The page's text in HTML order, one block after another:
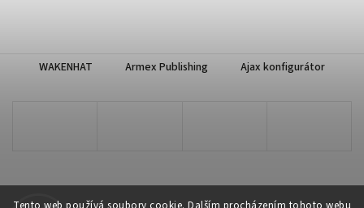
WAKENHAT Armex Publishing Ajax konfigurátor